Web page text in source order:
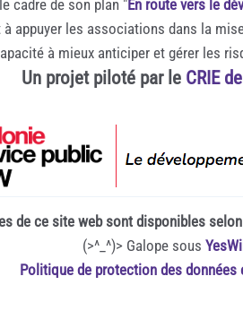
cadre de son plan "En route vers le
appuyer les associations dans la
à mieux anticiper et gérer les
Un projet piloté par le CRIE
de ce site web sont disponibles
(>^_^)> Galope sous
Politique de protection des